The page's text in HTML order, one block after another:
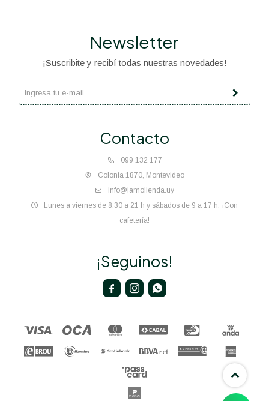
Contacto
099 132 177
Colonia 1870, Montevideo
info@lamolienda.uy
Lunes a viernes de 8:30 a 21 h y sábados de 9 a 17 h. ¡Con
cafetería!
Newsletter
¡Suscribite y recibí todas nuestras novedades!
¡Seguinos!
  